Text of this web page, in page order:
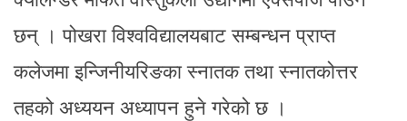
छन् । पोखरा विश्वविद्यालयबाट सम्बन्धन प्राप्त
कलेजमा इन्जिनीयरिङका स्नातक तथा स्नातकोत्तर
तहको अध्ययन अध्यापन हुने गरेको छ ।